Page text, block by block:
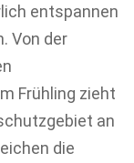
entspannen
Von der
Frühling zieht
an
die